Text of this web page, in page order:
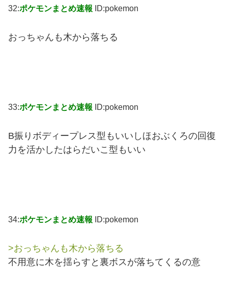
32:ポケモンまとめ速報 ID:pokemon
おっちゃんも木から落ちる
33:ポケモンまとめ速報 ID:pokemon
B振りボディープレス型もいいしほおぶくろの回復
力を活かしたはらだいこ型もいい
34:ポケモンまとめ速報 ID:pokemon
>おっちゃんも木から落ちる
不用意に木を揺らすと裏ボスが落ちてくるの意